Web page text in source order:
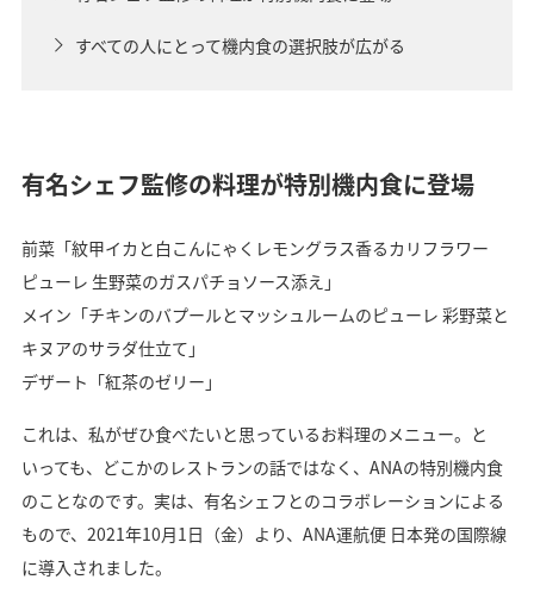
すべての人にとって機内食の選択肢が広がる
有名シェフ監修の料理が特別機内食に登場
前菜「紋甲イカと白こんにゃくレモングラス香るカリフラワー
ピューレ 生野菜のガスパチョソース添え」
メイン「チキンのバプールとマッシュルームのピューレ 彩野菜と
キヌアのサラダ仕立て」
デザート「紅茶のゼリー」
これは、私がぜひ食べたいと思っているお料理のメニュー。と
いっても、どこかのレストランの話ではなく、ANAの特別機内食
のことなのです。実は、有名シェフとのコラボレーションによる
もので、2021年10月1日（金）より、ANA運航便 日本発の国際線
に導入されました。